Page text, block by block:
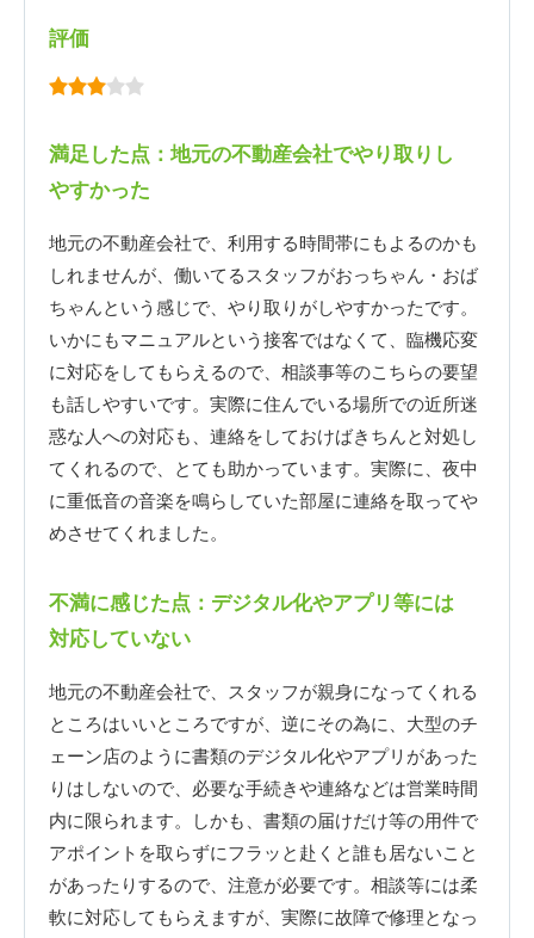
評価
満足した点：地元の不動産会社でやり取りし
やすかった
地元の不動産会社で、利用する時間帯にもよるのかも
しれませんが、働いてるスタッフがおっちゃん・おば
ちゃんという感じで、やり取りがしやすかったです。
いかにもマニュアルという接客ではなくて、臨機応変
に対応をしてもらえるので、相談事等のこちらの要望
も話しやすいです。実際に住んでいる場所での近所迷
惑な人への対応も、連絡をしておけばきちんと対処し
てくれるので、とても助かっています。実際に、夜中
に重低音の音楽を鳴らしていた部屋に連絡を取ってや
めさせてくれました。
不満に感じた点：デジタル化やアプリ等には
対応していない
地元の不動産会社で、スタッフが親身になってくれる
ところはいいところですが、逆にその為に、大型のチ
ェーン店のように書類のデジタル化やアプリがあった
りはしないので、必要な手続きや連絡などは営業時間
内に限られます。しかも、書類の届けだけ等の用件で
アポイントを取らずにフラッと赴くと誰も居ないこと
があったりするので、注意が必要です。相談等には柔
軟に対応してもらえますが、実際に故障で修理となっ